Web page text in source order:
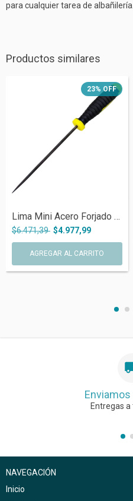
para cualquier tarea de albañilería.
Productos similares
23% OFF
Lima Mini Acero Forjado Redonda Profesio...
$6.471,39 $4.977,99
Entregas
NAVEGACIÓN
Inicio